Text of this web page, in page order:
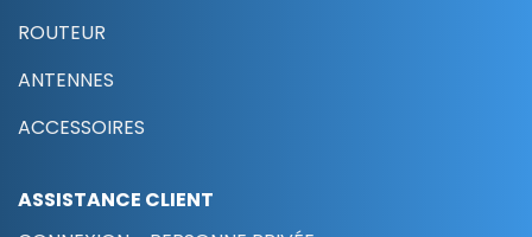
ROUTEUR
ANTENNES
ACCESSOIRES
ASSISTANCE CLIENT